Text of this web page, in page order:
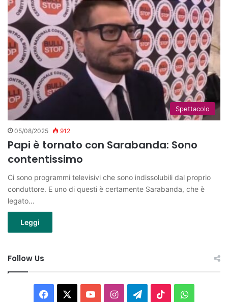
Spettacolo
05/08/2025 912
Papi è tornato con Sarabanda: Sono
contentissimo
Ci sono programmi televisivi che sono indissolubili dal proprio
conduttore. E uno di questi è certamente Sarabanda, che è
legato…
Leggi
Follow Us
Facebook You InstagramTelegram
TikTok